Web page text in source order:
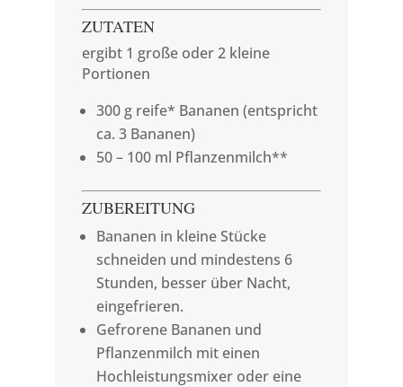
ZUTATEN
ergibt 1 große oder 2 kleine
Portionen
300 g reife* Bananen (entspricht
ca. 3 Bananen)
50 – 100 ml Pflanzenmilch**
ZUBEREITUNG
Bananen in kleine Stücke
schneiden und mindestens 6
Stunden, besser über Nacht,
eingefrieren.
Gefrorene Bananen und
Pflanzenmilch mit einen
Hochleistungsmixer oder eine